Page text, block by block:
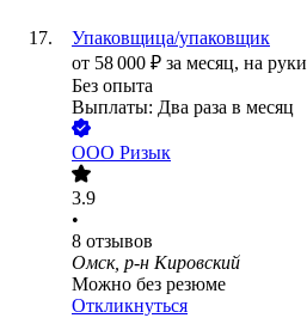
Упаковщица/упаковщик
от 58 000 ₽ за месяц, на руки
Без опыта
Выплаты: Два раза в месяц
ООО Ризык
3.9
•
8 отзывов
Омск, р-н Кировский
Можно без резюме
Откликнуться